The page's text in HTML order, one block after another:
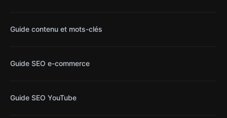
Guide contenu et mots-clés
Guide SEO e-commerce
Guide SEO YouTube